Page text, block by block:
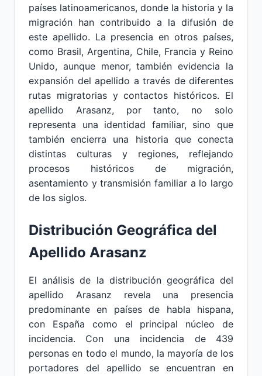
países latinoamericanos, donde la historia y la
migración han contribuido a la difusión de
este apellido. La presencia en otros países,
como Brasil, Argentina, Chile, Francia y Reino
Unido, aunque menor, también evidencia la
expansión del apellido a través de diferentes
rutas migratorias y contactos históricos. El
apellido Arasanz, por tanto, no solo
representa una identidad familiar, sino que
también encierra una historia que conecta
distintas culturas y regiones, reflejando
procesos históricos de migración,
asentamiento y transmisión familiar a lo largo
de los siglos.
Distribución Geográfica del
Apellido Arasanz
El análisis de la distribución geográfica del
apellido Arasanz revela una presencia
predominante en países de habla hispana,
con España como el principal núcleo de
incidencia. Con una incidencia de 439
personas en todo el mundo, la mayoría de los
portadores del apellido se encuentran en